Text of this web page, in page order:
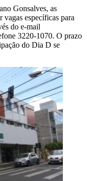
Gonsalves, as
vagas específicas para
do e-mail
3220-1070. O prazo
do Dia D se